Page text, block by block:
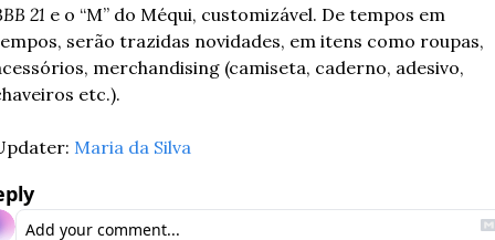
21 e o “M” do Méqui, customizável. De tempos em
serão trazidas novidades, em itens como roupas,
merchandising (camiseta, caderno, adesivo,
etc.).
Maria da Silva